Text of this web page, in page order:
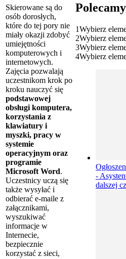
Skierowane są do
osób dorosłych,
które do tej pory nie
miały okazji zdobyć
umiejętności
komputerowych i
internetowych.
Zajęcia pozwalają
uczestnikom krok po
kroku nauczyć się
podstawowej
obsługi komputera,
korzystania z
klawiatury i
myszki, pracy w
systemie
operacyjnym oraz
programie
Microsoft Word.
Uczestnicy uczą się
także wysyłać i
odbierać e-maile z
załącznikami,
wyszukiwać
informacje w
Internecie,
bezpiecznie
korzystać z sieci,
Polecamy
1Wybierz
2Wybierz
3Wybierz
4Wybierz
-
dalszej